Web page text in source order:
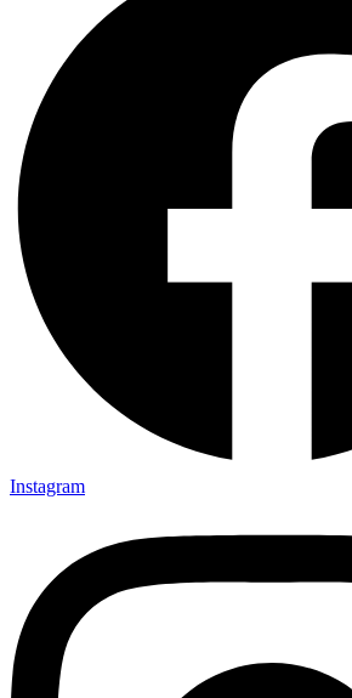
Instagram